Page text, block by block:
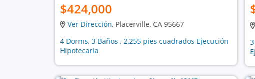
$424,000
Ver Dirección, Placerville, CA 95667
4 Dorms, 3 Baños , 2,255 pies cuadrados Ejecución
Hipotecaria